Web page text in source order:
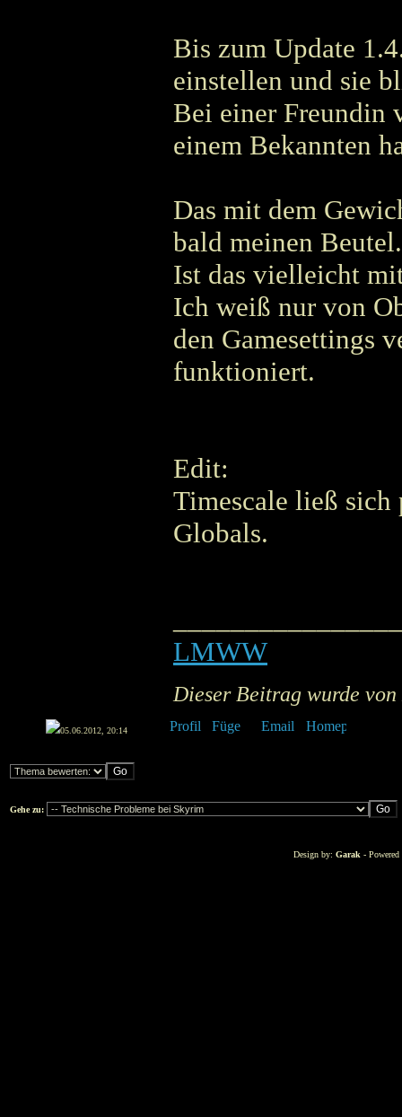
Bis zum Update
einstellen und sie
Bei einer Freundin
einem Bekannten
Das mit dem
bald meinen
Ist das vielleicht
Ich weiß nur von
den Gamesettings
funktioniert.
Edit:
Timescale ließ
Globals.
LMWW
Dieser Beitrag wurde
05.06.2012, 20:14
Gehe zu:
Design by: Garak -